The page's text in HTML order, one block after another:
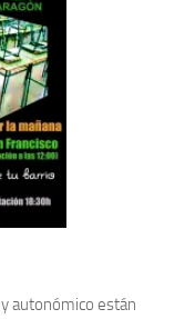
autonómico están